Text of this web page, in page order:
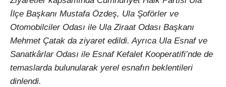
İlçe Başkanı Mustafa Özdeş, Ula Şoförler ve
Otomobilciler Odası ile Ula Ziraat Odası Başkanı
Mehmet Çatak da ziyaret edildi. Ayrıca Ula Esnaf ve
Sanatkârlar Odası ile Esnaf Kefalet Kooperatifi’nde de
temaslarda bulunularak yerel esnafın beklentileri
dinlendi.